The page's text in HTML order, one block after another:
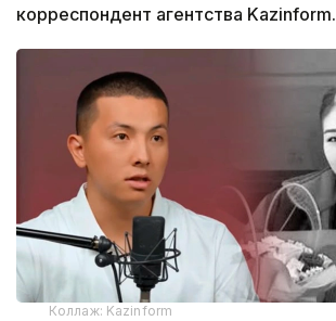
корреспондент агентства Kazinform.
Коллаж: Kazinform